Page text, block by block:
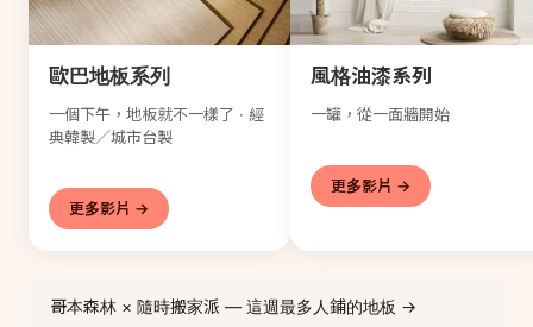
歐巴地板系列
一個下午，地板就不一樣了 · 經
典韓製／城市台製
更多影片 →
風格油漆系列
一罐，從一面牆開始
更多影片 →
哥本森林 × 隨時搬家派 — 這週最多人鋪的地板 →